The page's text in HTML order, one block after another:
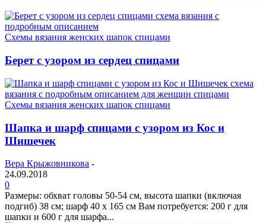
Схемы вязания женских шапок спицами
Берет с узором из сердец спицами
Схемы вязания женских шапок спицами
Шапка и шарф спицами с узором из Кос и
Шишечек
Вера Крыжовникова -
24.09.2018
0
Размеры: обхват головы 50-54 см, высота шапки (включая
подгиб) 38 см; шарф 40 х 165 см Вам потребуется: 200 г для
шапки и 600 г для шарфа...